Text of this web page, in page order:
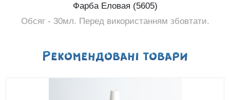
Фарба Еловая (5605)
Обсяг - 30мл. Перед використанням збовтати.
Рекомендованi товари